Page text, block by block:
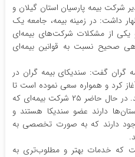
شرکت بیمه پارسیان استان گیلان و
داشت: در زمینه بیمه، جامعه یک
یکی از مشکلات شرکت‌های بیمه‌ای
صحیح نسبت به قوانین بیمه‌ای
گران گفت: سندیکای بیمه گران در
خود را آغاز کرد و همواره سعی نموده است تا
فرهنگ بیمه را در جامعه نهادینه کند. در حال حاضر ۲۵ شرکت بیمه‌ای که
دارند عضو سندیکا هستند و
وجود دارند که به صورت تخصصی به
که خدمات بهتر و مطلوب‌تری به